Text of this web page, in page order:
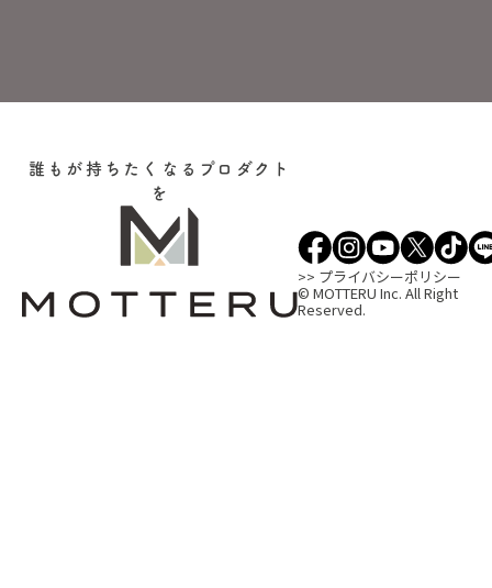
誰もが持ちたくなるプロダクト
を
>> プライバシーポリシー
© MOTTERU Inc. All Right
Reserved.